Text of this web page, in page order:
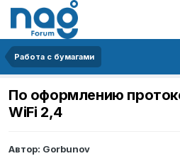
Работа с бумагами
По оформлению
WiFi 2,4
Автор: Gorbunov